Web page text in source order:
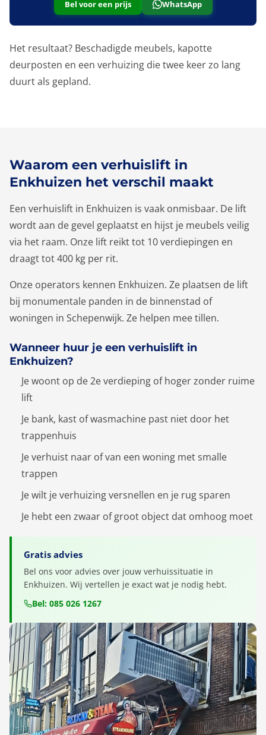
Bel voor een prijs WhatsApp
Het resultaat? Beschadigde meubels, kapotte
deurposten en een verhuizing die twee keer zo lang
duurt als gepland.
Waarom een verhuislift in
Enkhuizen het verschil maakt
Een verhuislift in Enkhuizen is vaak onmisbaar. De lift
wordt aan de gevel geplaatst en hijst je meubels veilig
via het raam. Onze lift reikt tot 10 verdiepingen en
draagt tot 400 kg per rit.
Onze operators kennen Enkhuizen. Ze plaatsen de lift
bij monumentale panden in de binnenstad of
woningen in Schepenwijk. Ze helpen mee tillen.
Wanneer huur je een verhuislift in
Enkhuizen?
Je woont op de 2e verdieping of hoger zonder ruime
lift
Je bank, kast of wasmachine past niet door het
trappenhuis
Je verhuist naar of van een woning met smalle
trappen
Je wilt je verhuizing versnellen en je rug sparen
Je hebt een zwaar of groot object dat omhoog moet
Gratis advies
Bel ons voor advies over jouw verhuissituatie in
Enkhuizen. Wij vertellen je exact wat je nodig hebt.
Bel: 085 026 1267